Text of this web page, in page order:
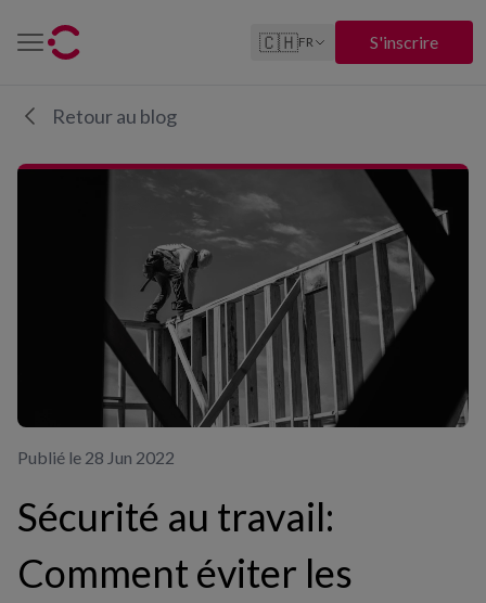
🇨🇭FR S'inscrire
Retour au blog
Publié le 28 Jun 2022
Sécurité au travail:
Comment éviter les